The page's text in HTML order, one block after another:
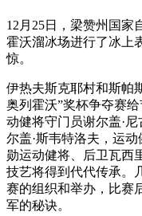
12月25日，梁赞州国家
霍沃溜冰场进行了冰上
惊。
伊热夫斯克耶村和斯帕
奥列霍沃”奖杯争夺赛
动健将守门员谢尔盖·
尔盖·斯韦特洛夫，运
勋运动健将、后卫瓦西
技艺将得到代代传承。
赛的组织和举办，比赛
军的秘诀。